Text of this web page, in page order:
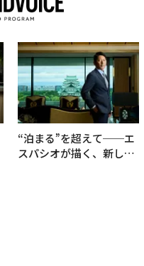
“泊まる”を超えて──エ
スパシオが描く、新しい